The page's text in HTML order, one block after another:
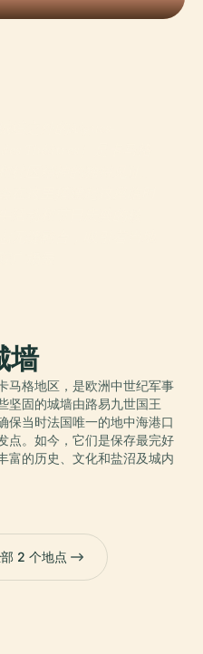
墙
马格地区，是欧洲中世纪军事
坚固的城墙由路易九世国王
保当时法国唯一的地中海港口
点。如今，它们是保存最完好
富的历史、文化和盐沼及城内
2 个地点